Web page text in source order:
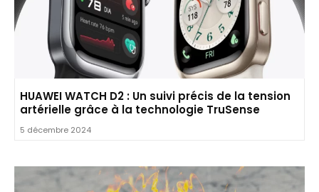
HUAWEI WATCH D2 : Un suivi précis de la tension
artérielle grâce à la technologie TruSense
5 décembre 2024